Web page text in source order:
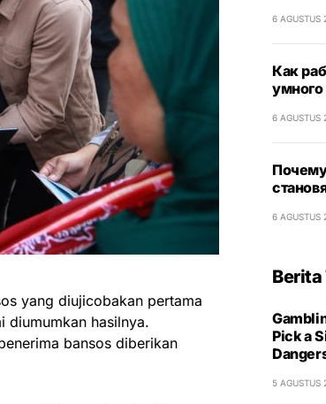
yang diujicobakan pertama
diumumkan hasilnya.
bansos diberikan
6 AGUSTUS
Как
6 AGUSTUS
6 AGUSTUS
Berita
Pick a
5 AGUSTUS